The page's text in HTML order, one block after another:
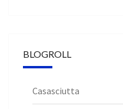
BLOGROLL
Casasciutta